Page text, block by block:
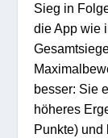
Sieg in
die Appwie
besser: Sie
höheres
Punkte) und